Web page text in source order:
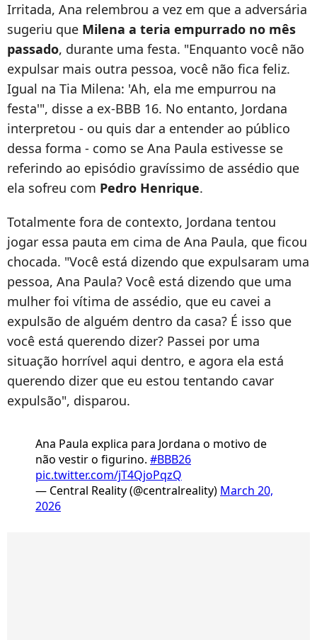
Irritada, Ana relembrou a vez em que a adversária
sugeriu que Milena a teria empurrado no mês
passado, durante uma festa. "Enquanto você não
expulsar mais outra pessoa, você não fica feliz.
Igual na Tia Milena: 'Ah, ela me empurrou na
festa'", disse a ex-BBB 16. No entanto, Jordana
interpretou - ou quis dar a entender ao público
dessa forma - como se Ana Paula estivesse se
referindo ao episódio gravíssimo de assédio que
ela sofreu com Pedro Henrique.
Totalmente fora de contexto, Jordana tentou
jogar essa pauta em cima de Ana Paula, que ficou
chocada. "Você está dizendo que expulsaram uma
pessoa, Ana Paula? Você está dizendo que uma
mulher foi vítima de assédio, que eu cavei a
expulsão de alguém dentro da casa? É isso que
você está querendo dizer? Passei por uma
situação horrível aqui dentro, e agora ela está
querendo dizer que eu estou tentando cavar
expulsão", disparou.
Ana Paula explica para Jordana o motivo de
não vestir o figurino. #BBB26
pic.twitter.com/jT4QjoPqzQ
— Central Reality (@centralreality) March 20,
2026